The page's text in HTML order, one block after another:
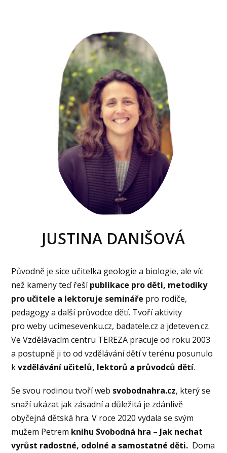
JUSTINA DANIŠOVÁ
Původně je sice učitelka geologie a biologie, ale víc
než kameny teď řešípublikace pro děti, metodiky
pro učitele a lektoruje semináře pro rodiče,
pedagogy a další průvodce dětí. Tvoří aktivity
pro weby ucimesevenku.cz, badatele.cz a jdeteven.cz.
Ve Vzdělávacím centru TEREZA pracuje od roku 2003
a postupně ji to od vzdělávání dětí v terénu posunulo
kvzdělávání učitelů, lektorů a průvodců dětí.
Se svou rodinou tvoří web svobodnahra.cz, který se
snaží ukázat jak zásadní a důležitá je zdánlivě
obyčejná dětská hra. V roce 2020 vydala se svým
mužem Petrem knihu Svobodná hra – Jak nechat
vyrůst radostné, odolné a samostatné děti. Doma